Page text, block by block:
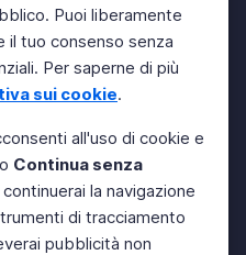
Puoi liberamente
il tuo consenso senza
Per saperne di più
sui cookie.
all'uso di cookie e
Continua senza
la navigazione
di tracciamento
pubblicità non